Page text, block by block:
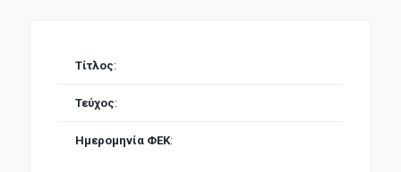
Τίτλος:
Τεύχος:
Ημερομηνία ΦΕΚ: